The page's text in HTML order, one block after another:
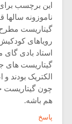
این برچسب
ناموزونه
گیتاریست مطرح
رویاهای
استاد بادی
گیتاریست های
الکتریک
چون گیتاریست
هم باشه.
پاسخ